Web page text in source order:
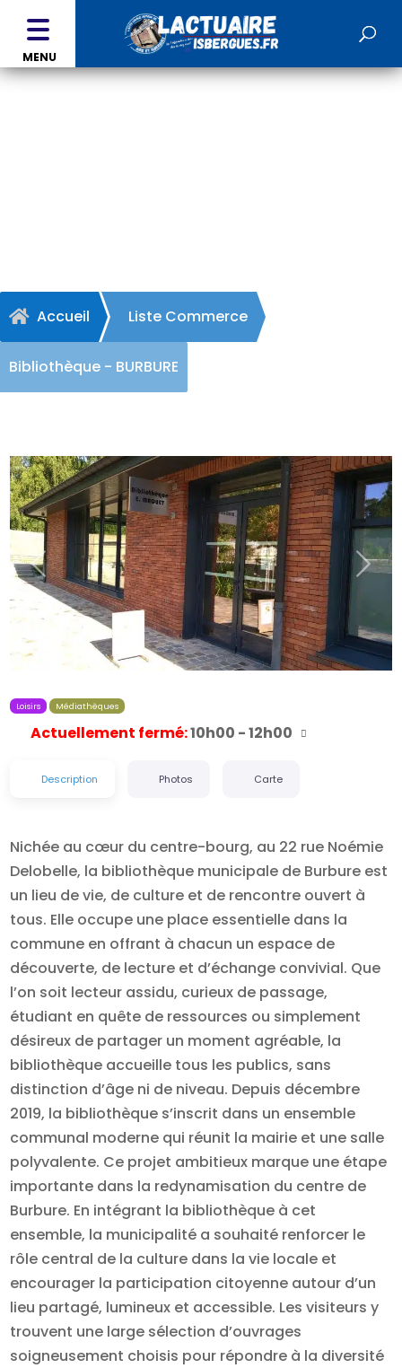
MENU
 Accueil Liste Commerce
Bibliothèque - BURBURE
Précédent
Loisirs Médiathèques
Actuellement fermé:10h00 - 12h00
Description Photos Carte
Nichée au cœur du centre-bourg, au 22 rue Noémie
Delobelle, la bibliothèque municipale de Burbure est
un lieu de vie, de culture et de rencontre ouvert à
tous. Elle occupe une place essentielle dans la
commune en offrant à chacun un espace de
découverte, de lecture et d’échange convivial. Que
l’on soit lecteur assidu, curieux de passage,
étudiant en quête de ressources ou simplement
désireux de partager un moment agréable, la
bibliothèque accueille tous les publics, sans
distinction d’âge ni de niveau. Depuis décembre
2019, la bibliothèque s’inscrit dans un ensemble
communal moderne qui réunit la mairie et une salle
polyvalente. Ce projet ambitieux marque une étape
importante dans la redynamisation du centre de
Burbure. En intégrant la bibliothèque à cet
ensemble, la municipalité a souhaité renforcer le
rôle central de la culture dans la vie locale et
encourager la participation citoyenne autour d’un
lieu partagé, lumineux et accessible. Les visiteurs y
trouvent une large sélection d’ouvrages
soigneusement choisis pour répondre à la diversité